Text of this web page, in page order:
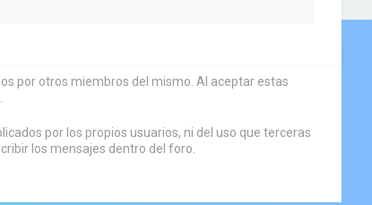
por otros miembros del mismo. Al aceptar estas
por los propios usuarios, ni del uso que terceras
los mensajes dentro del foro.